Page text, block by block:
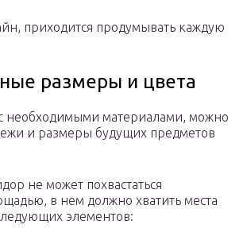
приходится продумывать каждую
размеры и цвета
необходимыми материалами, можно
и размеры будущих предметов
не может похвастаться
в нем должно хватить места
элементов: